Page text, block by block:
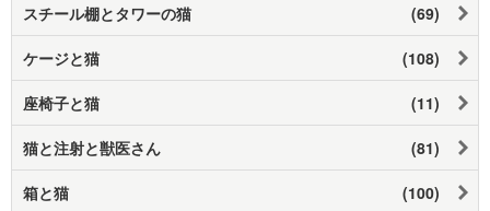
スチール棚とタワーの猫 (69)
ケージと猫 (108)
座椅子と猫 (11)
猫と注射と獣医さん (81)
箱と猫 (100)